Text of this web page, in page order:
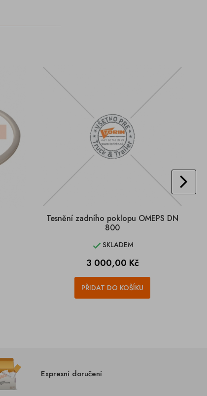
Tesnění zadního poklopu OMEPS DN
800
SKLADEM
Cena
3 000,00 Kč
PŘIDAT DO KOŠÍKU
Expresní doručení